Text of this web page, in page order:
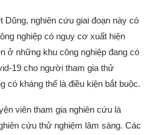
Dũng, nghiên cứu giai đoạn này có
nghiệp có nguy cơ xuất hiện
ở những khu công nghiệp đang có
19 cho người tham gia thử
có kháng thể là điều kiện bắt buộc.
viên tham gia nghiên cứu là
cứu thử nghiệm lâm sàng. Các